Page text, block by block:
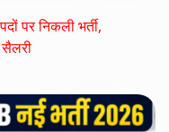
पर निकली भर्ती,